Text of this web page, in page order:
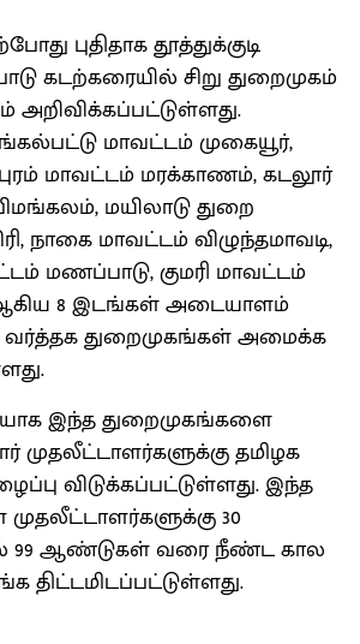
புதிதாக தூத்துக்குடி
கடற்கரையில் சிறு துறைமுகம்
அறிவிக்கப்பட்டுள்ளது.
மாவட்டம் முகையூர்,
மாவட்டம் மரக்காணம், கடலூர்
மயிலாடு துறை
நாகை மாவட்டம் விழுந்தமாவடி,
மணப்பாடு, குமரி மாவட்டம்
8 இடங்கள் அடையாளம்
வர்த்தக துறைமுகங்கள் அமைக்க
இந்த துறைமுகங்களை
முதலீட்டாளர்களுக்கு தமிழக
விடுக்கப்பட்டுள்ளது. இந்த
30
99 ஆண்டுகள் வரை நீண்ட கால
திட்டமிடப்பட்டுள்ளது.